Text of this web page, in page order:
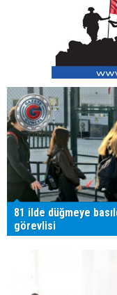
81 ilde düğmeye
görevlisi